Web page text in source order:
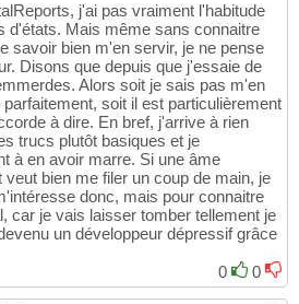
j'ai pas vraiment l'habitude
d'états. Mais même sans connaitre
savoir bien m'en servir, je ne pense
Disons que depuis que j'essaie de
Alors soit je sais pas m'en
soit il est particulièrement
à dire. En bref, j'arrive à rien
trucs plutôt basiques et je
à en avoir marre. Si une âme
bien me filer un coup de main, je
donc, mais pour connaitre
car je vais laisser tomber tellement je
un développeur dépressif grâce
0
0